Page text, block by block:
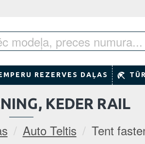
REZERVES DAĻAS
Auto Teltis Tent
KEDER RAIL